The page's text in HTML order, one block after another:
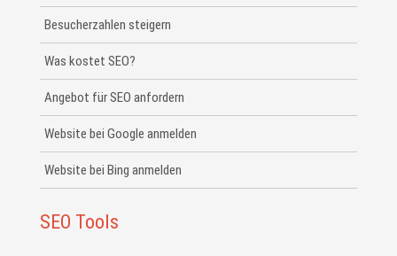
Besucherzahlen steigern
Was kostet SEO?
Angebot für SEO anfordern
Website bei Google anmelden
Website bei Bing anmelden
SEO Tools